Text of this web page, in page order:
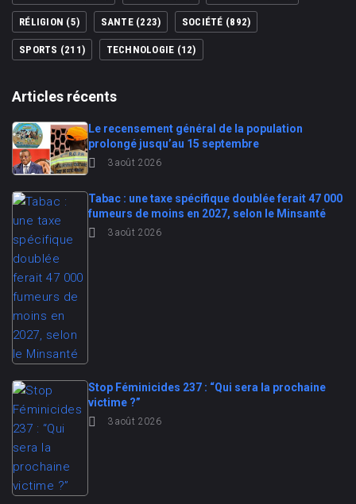
RÉLIGION (5) SANTE(223) SOCIÉTÉ (892)
SPORTS (211) TECHNOLOGIE (12)
Articles récents
Le recensement général de la population
prolongé jusqu’au 15 septembre
3 août 2026
Tabac : une taxe spécifique doublée ferait 47 000
fumeurs de moins en 2027, selon le Minsanté
3 août 2026
Stop Féminicides 237 : “Qui sera la prochaine
victime ?”
3 août 2026